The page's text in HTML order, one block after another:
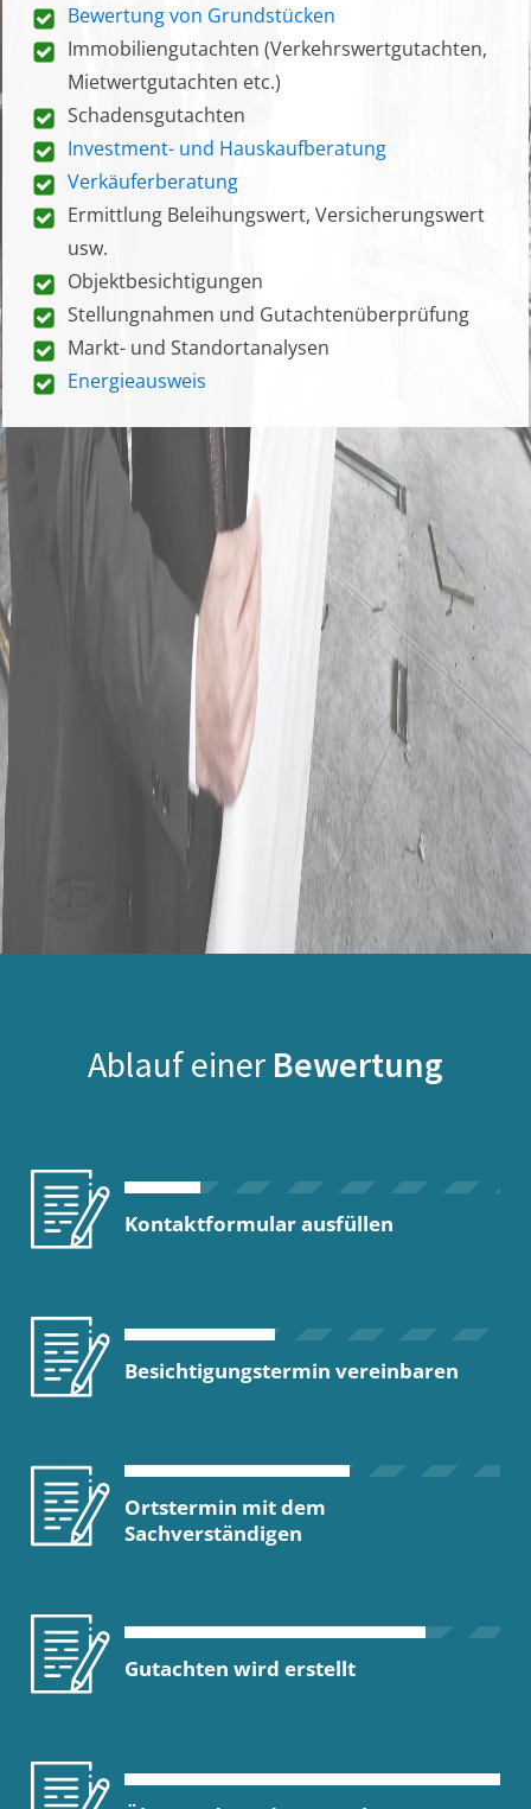
Bewertung von Grundstücken
Immobiliengutachten (Verkehrswertgutachten,
Mietwertgutachten etc.)
Schadensgutachten
Investment- und Hauskaufberatung
Verkäuferberatung
Ermittlung Beleihungswert, Versicherungswert
usw.
Objektbesichtigungen
Stellungnahmen und Gutachtenüberprüfung
Markt- und Standortanalysen
Energieausweis
Ablauf einer Bewertung
Kontaktformular ausfüllen
Besichtigungstermin vereinbaren
Ortstermin mit dem
Sachverständigen
Gutachten wird erstellt